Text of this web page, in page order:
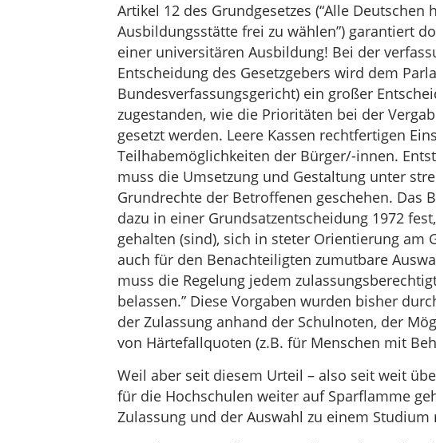
Artikel 12 des Grundgesetzes (“Alle Deutschen
Ausbildungsstätte frei zu wählen”) garantiert
einer universitären Ausbildung! Bei der
Entscheidung des Gesetzgebers wird dem
Bundesverfassungsgericht) ein großer
zugestanden, wie die Prioritäten bei der
gesetzt werden. Leere Kassen rechtfertigen
Teilhabemöglichkeiten der Bürger/-innen.
muss die Umsetzung und Gestaltung unter
Grundrechte der Betroffenen geschehen. Das
dazu in einer Grundsatzentscheidung 1972
gehalten (sind), sich in steter Orientierung am
auch für den Benachteiligten zumutbare
muss die Regelung jedem
belassen.” Diese Vorgaben wurden bisher
der Zulassung anhand der Schulnoten, der
von Härtefallquoten (z.B. für Menschen mit
Weil aber seit diesem Urteil – also seit weit
für die Hochschulen weiter auf Sparflamme
Zulassung und der Auswahl zu einem Studium